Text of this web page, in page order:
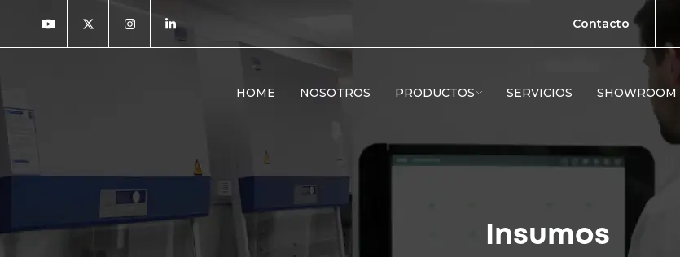
Contacto
HOME NOSOTROS PRODUCTOS SERVICIOS SHOWROOM
Insumos